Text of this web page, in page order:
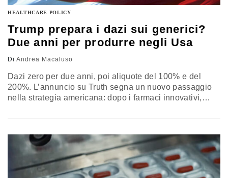
HEALTHCARE POLICY
Trump prepara i dazi sui generici?
Due anni per produrre negli Usa
Di Andrea Macaluso
Dazi zero per due anni, poi aliquote del 100% e del
200%. L’annuncio su Truth segna un nuovo passaggio
nella strategia americana: dopo i farmaci innovativi,